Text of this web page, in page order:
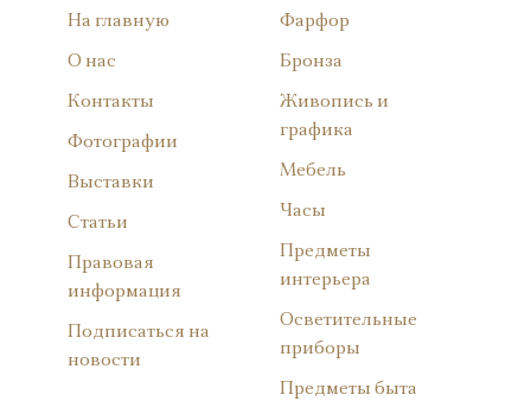
На главную
О нас
Контакты
Фотографии
Выставки
Статьи
Правовая
информация
Подписаться на
новости
Фарфор
Бронза
Живопись и
графика
Мебель
Часы
Предметы
интерьера
Осветительные
приборы
Предметы быта